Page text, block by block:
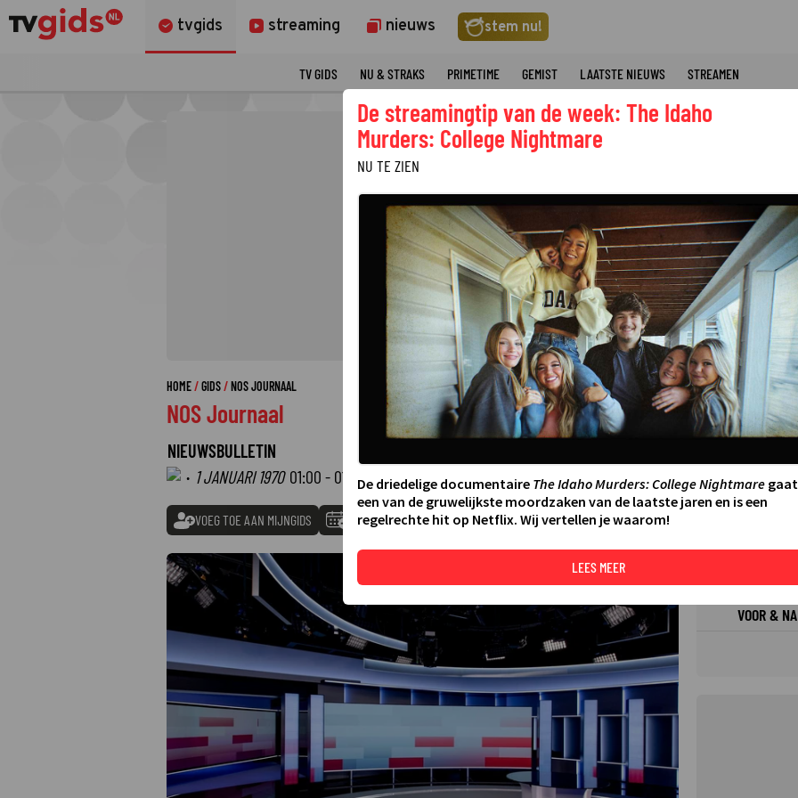
tvgids streaming nieuws stem nu!
TV GIDS NU & STRAKS PRIMETIME GEMIST LAATSTE NIEUWS STREAMEN
HOME GIDS NOS JOURNAAL
NOS Journaal
NIEUWSBULLETIN
· 1 JANUARI 1970 01:00 - 01:00
VOEG TOE AAN MIJNGIDS TOEVOEGEN AAN AGENDA DELEN
FILMS
DE
VOOR &
De streamingtip van de week: The Idaho
Murders: College Nightmare
NU TE ZIEN
De driedelige documentaire The Idaho Murders: College Nightmaregaat
een van de gruwelijkste moordzaken van de laatste jaren en is een
regelrechte hit op Netflix. Wij vertellen je waarom!
LEES MEER